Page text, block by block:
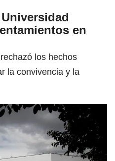
en
los hechos
la convivencia y la